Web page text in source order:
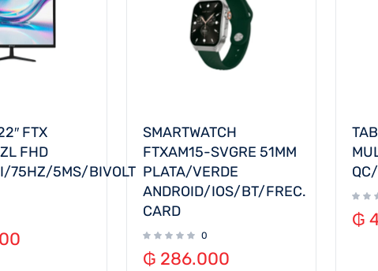
FTX
FHD
75HZ/5MS/BIVOLT
SMARTWATCH
FTXAM15-SVGRE 51MM
PLATA/VERDE
ANDROID/IOS/BT/FREC.
CARD
0
₲ 286.000
₲